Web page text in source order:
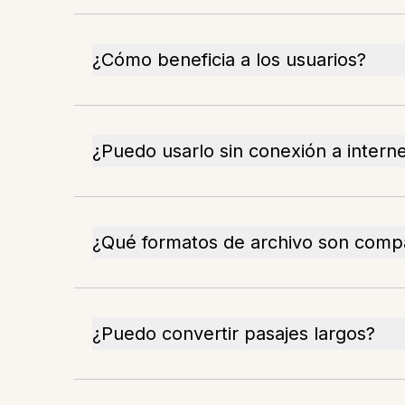
¿Cómo beneficia a los usuarios?
¿Puedo usarlo sin conexión a
¿Qué formatos de archivo son
¿Puedo convertir pasajes largos?